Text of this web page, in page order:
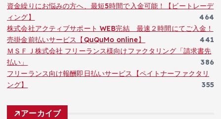
資金繰りにお悩みの方へ、最短5時間で入金可能！【ビートレーデ
ィング】
464
株式会社アクティブサポート WEB完結 最速２時間にてご入金！
売掛金前払いサービス【QuQuMo online】
441
ＭＳＦＪ株式会社 フリーランス様向けファクタリング「請求書先
払い」
386
フリーランス向け報酬即日払いサービス【ペイトナーファクタリ
ング】
355
アーカイブ